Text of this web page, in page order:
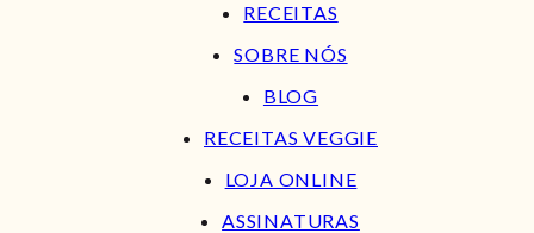
RECEITAS
SOBRE NÓS
BLOG
RECEITAS VEGGIE
LOJA ONLINE
ASSINATURAS